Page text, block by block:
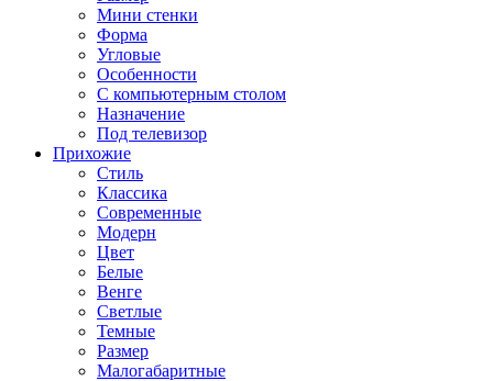
Мини стенки
Форма
Угловые
Особенности
С компьютерным столом
Назначение
Под телевизор
Прихожие
Стиль
Классика
Современные
Модерн
Цвет
Белые
Венге
Светлые
Темные
Размер
Малогабаритные